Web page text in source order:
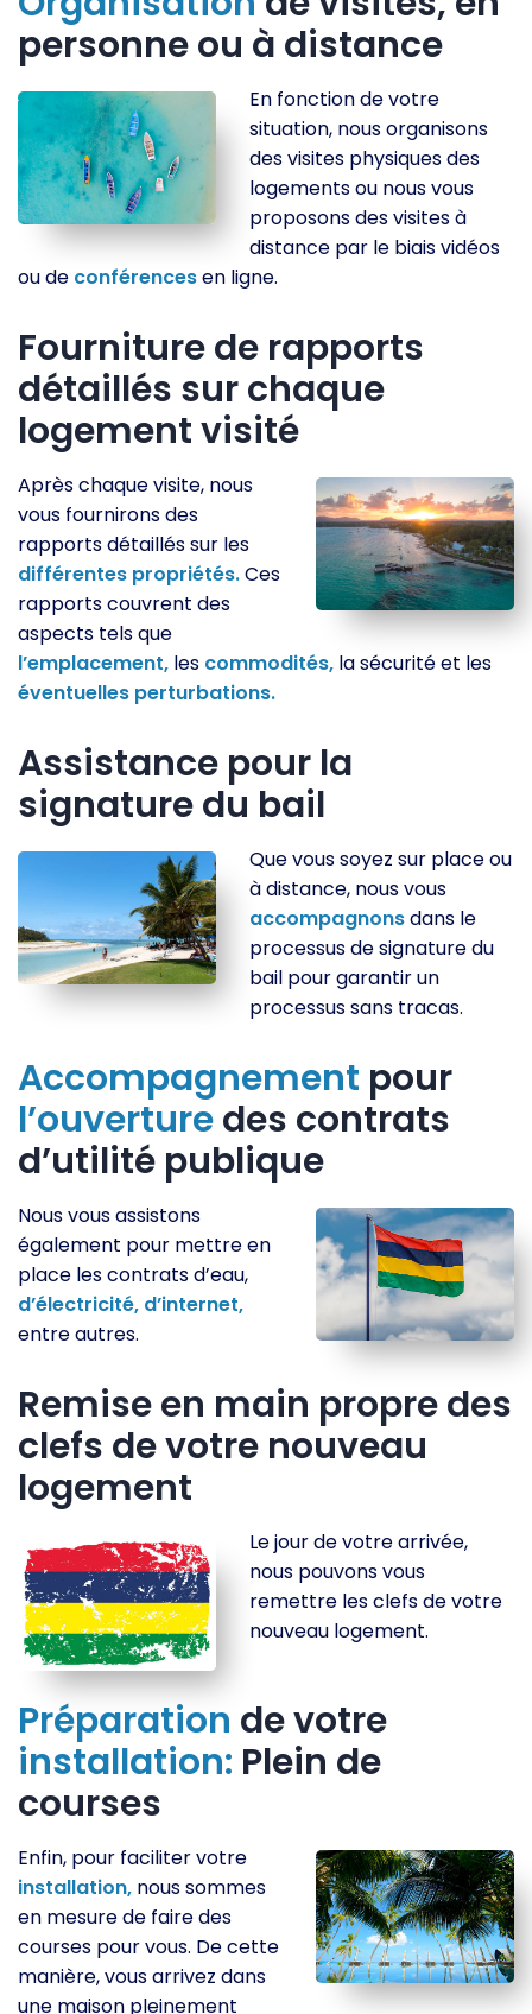
personne ou à distance
En fonction de votre
situation, nous organisons
des visites physiques des
logements ou nous vous
proposons des visites à
distance par le biais vidéos
ou de conférencesen ligne.
Fourniture de rapports
détaillés sur chaque
logement visité
Après chaque visite, nous
vous fournirons des
rapports détaillés sur les
différentes propriétés.Ces
rapports couvrent des
aspects tels que
l’emplacement, les commodités, la sécurité et les
éventuelles perturbations.
Assistance pour la
signature du bail
Que vous soyez sur place ou
à distance, nous vous
accompagnonsdans le
processus de signature du
bail pour garantir un
processus sans tracas.
Accompagnement pour
l’ouverturedes contrats
d’utilité publique
Nous vous assistons
également pour mettre en
place les contrats d’eau,
d’électricité, d’internet,
entre autres.
Remise en main propre des
clefs de votre nouveau
logement
Le jour de votre arrivée,
nous pouvons vous
remettre les clefs de votre
nouveau logement.
Préparation de votre
installation: Plein de
courses
Enfin, pour faciliter votre
installation, nous sommes
en mesure de faire des
courses pour vous. De cette
manière, vous arrivez dans
une maison pleinement